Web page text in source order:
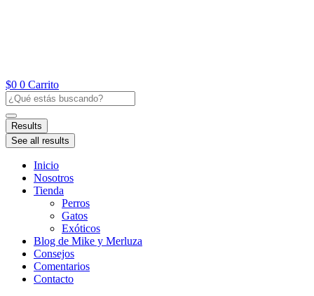
$0 0 Carrito
Search
...
Results
See all results
Inicio
Nosotros
Tienda
Perros
Gatos
Exóticos
Blog de Mike y Merluza
Consejos
Comentarios
Contacto